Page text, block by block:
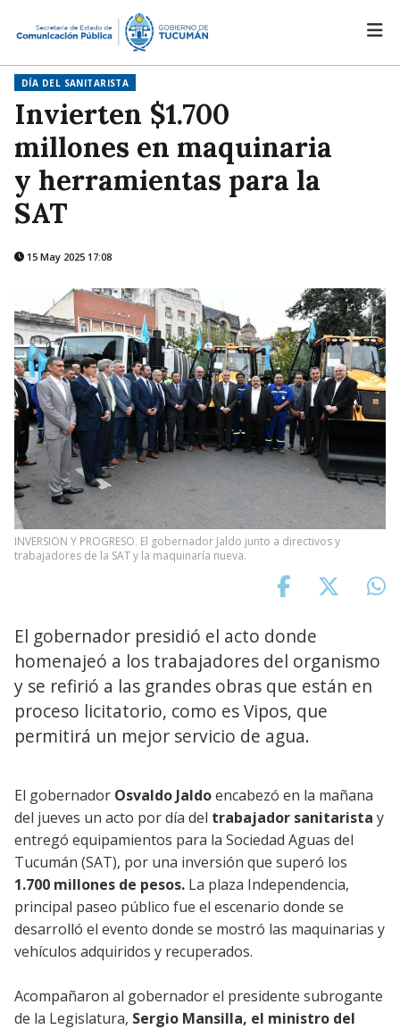
DÍA DEL SANITARISTA
Invierten $1.700
millones en maquinaria
y herramientas para la
SAT
15 May 2025 17:08
INVERSION Y PROGRESO. El gobernador Jaldo junto a directivos y
trabajadores de la SAT y la maquinaría nueva.
El gobernador presidió el acto donde
homenajeó a los trabajadores del organismo
y se refirió a las grandes obras que están en
proceso licitatorio, como es Vipos, que
permitirá un mejor servicio de agua.
El gobernador Osvaldo Jaldoencabezó en la mañana
del jueves un acto por día del trabajador sanitarista y
entregó equipamientos para la Sociedad Aguas del
Tucumán (SAT), por una inversión que superó los
1.700 millones de pesos. La plaza Independencia,
principal paseo público fue el escenario donde se
desarrolló el evento donde se mostró las maquinarias y
vehículos adquiridos y recuperados.
Acompañaron al gobernador el presidente subrogante
de la Legislatura, Sergio Mansilla, el ministro del